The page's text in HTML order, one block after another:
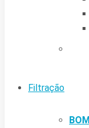
Filtração